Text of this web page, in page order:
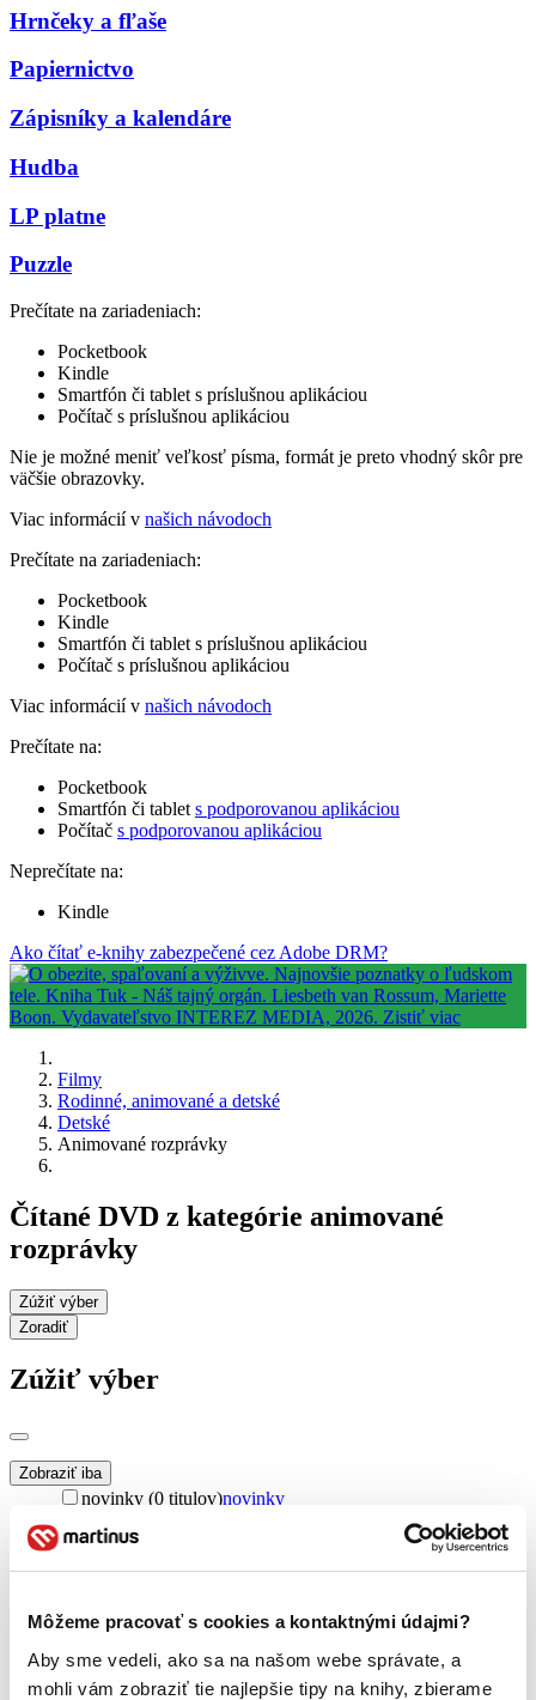
Môžeme pracovať s cookies a kontaktnými údajmi?
Aby sme vedeli, ako sa na našom webe správate, a
mohli vám zobraziť tie najlepšie tipy na knihy, zbierame
Hrnčeky a fľaše
Papiernictvo
Zápisníky a kalendáre
Hudba
LP platne
Puzzle
Prečítate na zariadeniach:
Pocketbook
Kindle
Smartfón či tablet s príslušnou aplikáciou
Počítač s príslušnou aplikáciou
Nie je možné meniť veľkosť písma, formát je preto vhodný skôr pre
väčšie obrazovky.
Viac informácií v našich návodoch
Prečítate na zariadeniach:
Pocketbook
Kindle
Smartfón či tablet s príslušnou aplikáciou
Počítač s príslušnou aplikáciou
Viac informácií v našich návodoch
Prečítate na:
Pocketbook
Smartfón či tablet s podporovanou aplikáciou
Počítač s podporovanou aplikáciou
Neprečítate na:
Kindle
Ako čítať e-knihy zabezpečené cez Adobe DRM?
Filmy
Rodinné, animované a detské
Detské
Animované rozprávky
Čítané DVD z kategórie animované
rozprávky
Zúžiť výber
Zoradiť
Zúžiť výber
Zobraziť iba
novinky (0 titulov)novinky
predpredaj (0 titulov)predpredaj
pripravujeme (0 titulov)
dostupná (bez vypredaných) (0 titulov)dostupná (bez
vypredaných)